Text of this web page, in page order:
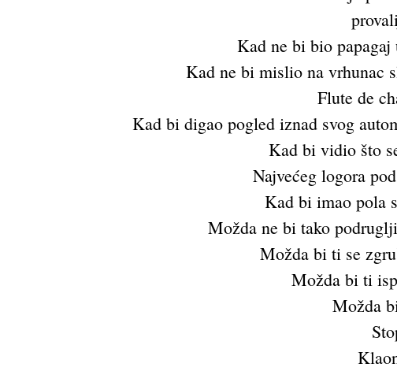
Kad ne bi bio
Kad ne bi mislio na vrhunac
Flute de
Kad bi digao pogled iznad svog
Kad bi vidio što
Najvećeg logora
Kad bi imao pola
Možda ne bi tako
Možda bi ti se
Možda bi ti
Možda